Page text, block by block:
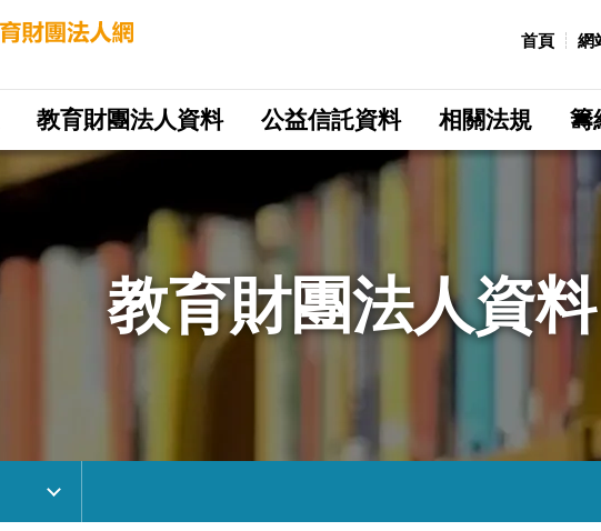
首頁 網
教育財團法人資料 公益信託資料 相關法規 籌
教育財團法人資料